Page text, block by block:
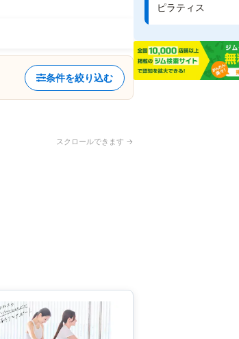
条件を絞り込む
スクロールできます →
ピラティス